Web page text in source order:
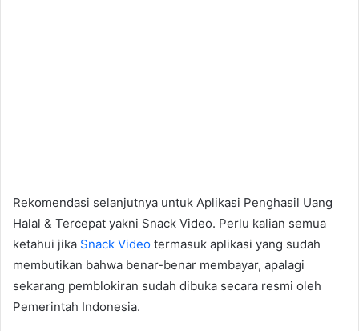
Rekomendasi selanjutnya untuk Aplikasi Penghasil Uang
Halal & Tercepat yakni Snack Video. Perlu kalian semua
ketahui jika Snack Video termasuk aplikasi yang sudah
membutikan bahwa benar-benar membayar, apalagi
sekarang pemblokiran sudah dibuka secara resmi oleh
Pemerintah Indonesia.